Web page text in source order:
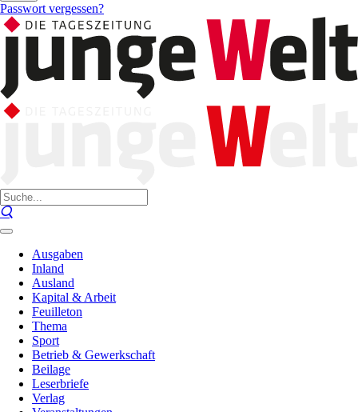
Passwort vergessen?
Ausgaben
Inland
Ausland
Kapital & Arbeit
Feuilleton
Thema
Sport
Betrieb & Gewerkschaft
Beilage
Leserbriefe
Verlag